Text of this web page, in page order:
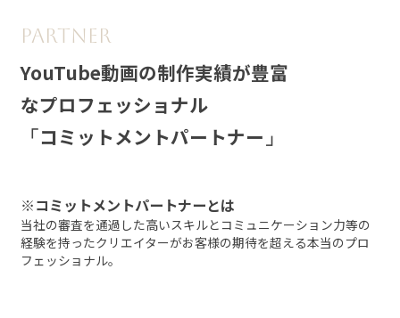
YouTube動画の制作実績が豊富
なプロフェッショナル
コミットメントパートナー
※コミットメントパートナーとは
当社の審査を通過した高いスキルとコミュニケーション力等の
経験を持ったクリエイターがお客様の期待を超える本当のプロ
フェッショナル。